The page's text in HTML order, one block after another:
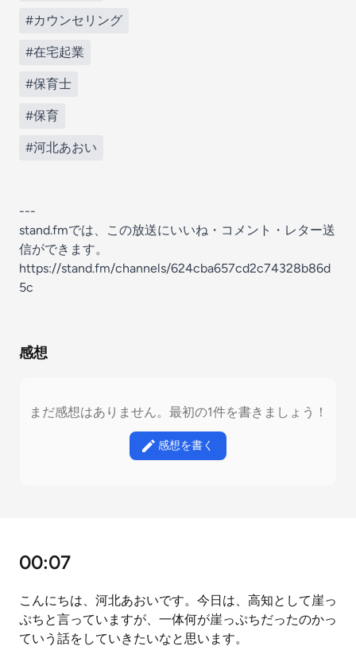
#カウンセリング
#在宅起業
#保育士
#保育
#河北あおい
---
stand.fmでは、この放送にいいね・コメント・レター送
信ができます。
https://stand.fm/channels/624cba657cd2c74328b86d
5c
感想
まだ感想はありません。最初の1件を書きましょう！
感想を書く
00:07
こんにちは、河北あおいです。今日は、高知として崖っ
ぷちと言っていますが、一体何が崖っぷちだったのかっ
ていう話をしていきたいなと思います。